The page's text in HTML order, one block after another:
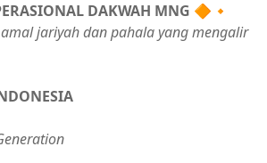
DAKWAH MNG 🔶🔸
jariyah dan pahala yang mengalir